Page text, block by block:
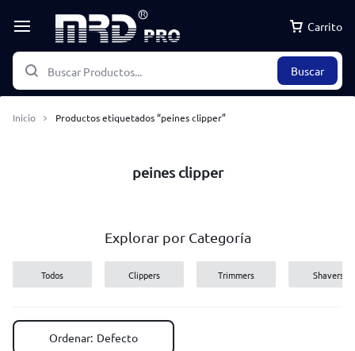
Carrito
Buscar
Inicio Productos etiquetados “peines clipper”
peines clipper
Explorar por Categoría
Todos Clippers Trimmers Shavers
Ordenar: Defecto